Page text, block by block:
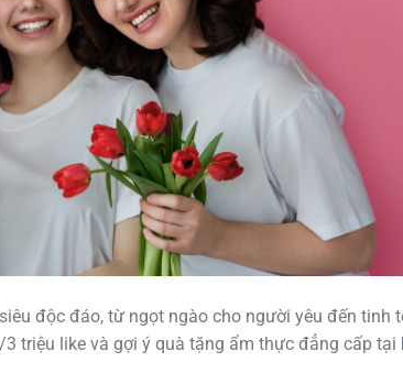
độc đáo, từ ngọt ngào cho người yêu đến tinh
triệu like và gợi ý quà tặng ẩm thực đẳng cấp tại